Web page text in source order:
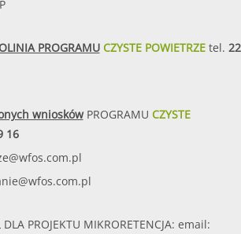
PROGRAMUCZYSTE POWIETRZEtel. 22
wnioskówPROGRAMU CZYSTE
16
PROJEKTU MIKRORETENCJA: email: